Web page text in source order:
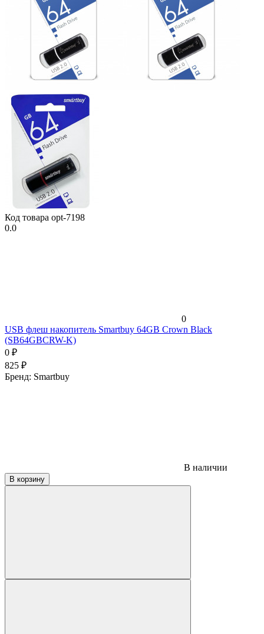
Код товара opt-7198
0.0
0
USB флеш накопитель Smartbuy 64GB Crown Black
(SB64GBCRW-K)
0 ₽
825 ₽
Бренд: Smartbuy
В наличии
В корзину